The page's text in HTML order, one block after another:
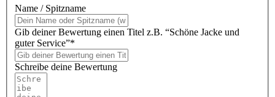
Name / Spitzname
Gib deiner Bewertung einen Titel z.B. “Schöne Jacke und
guter Service”*
Schreibe deine Bewertung